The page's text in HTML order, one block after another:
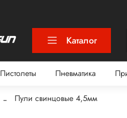
Каталог
Пистолеты Пневматика
Пули свинцовые 4,5мм